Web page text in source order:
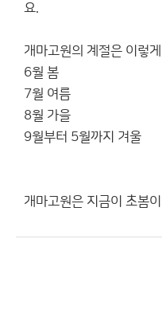
요.
개마고원의 계절은 이렇
6월 봄
7월 여름
8월 가을
9월부터 5월까지 겨울
개마고원은 지금이 초봄